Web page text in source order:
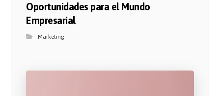
Oportunidades para el Mundo
Empresarial
Marketing